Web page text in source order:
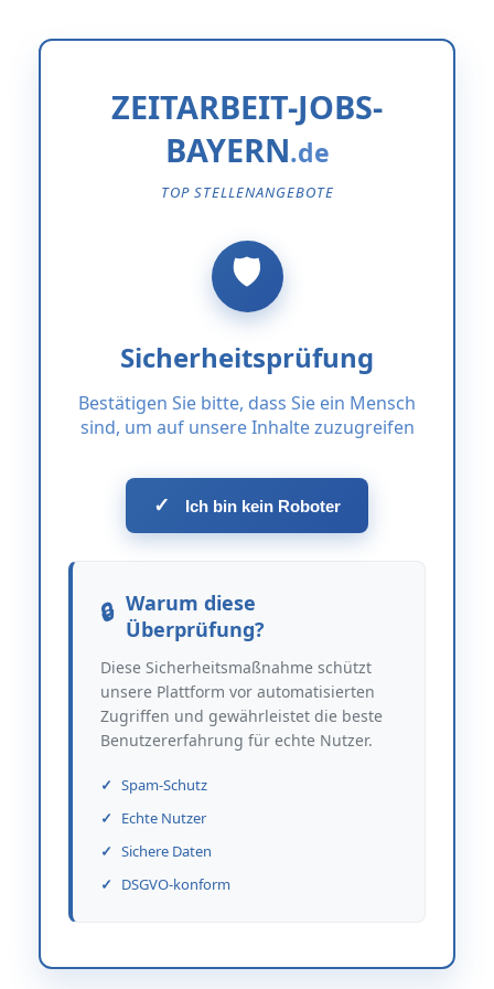
ZEITARBEIT-JOBS-
BAYERN
TOP STELLENANGEBOTE
Sicherheitsprüfung
Bestätigen Sie bitte, dass Sie ein Mensch
sind, um auf unsere Inhalte zuzugreifen
✓ Ich bin kein Roboter
Warum diese
Überprüfung?
Diese Sicherheitsmaßnahme schützt
unsere Plattform vor automatisierten
Zugriffen und gewährleistet die beste
Benutzererfahrung für echte Nutzer.
Spam-Schutz
Echte Nutzer
Sichere Daten
DSGVO-konform